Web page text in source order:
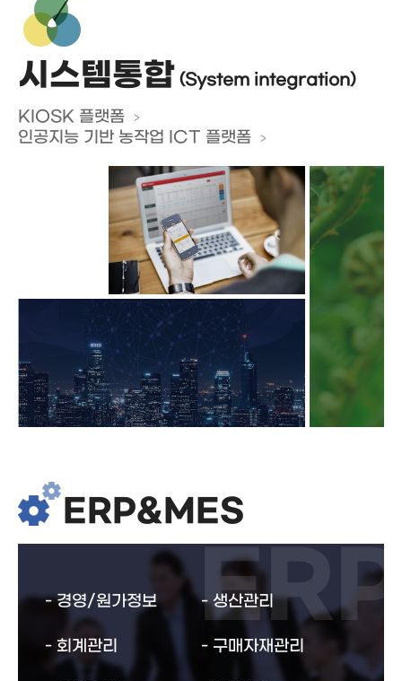
시스템통합 (System integration)
KIOSK 플랫폼
인공지능 기반 농작업 ICT 플랫폼
ERP&MES
경영/원가정보 생산관리
회계관리 구매자재관리